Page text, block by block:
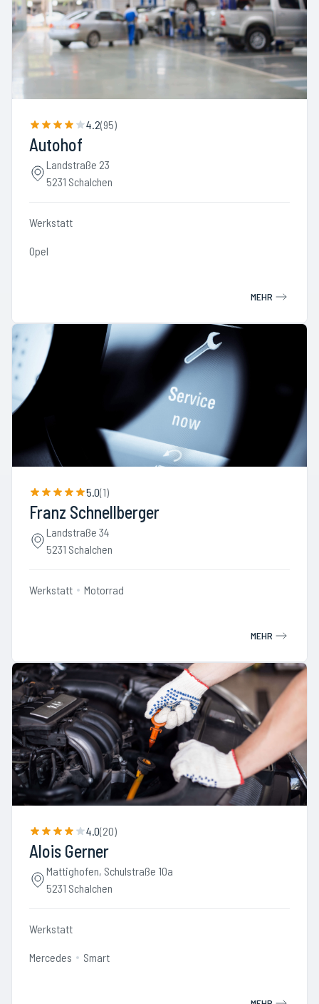
4.2(95)
Autohof
Landstraße 23
5231 Schalchen
Werkstatt
Opel
MEHR
5.0(1)
Franz Schnellberger
Landstraße 34
5231 Schalchen
Werkstatt Motorrad
MEHR
4.0(20)
Alois Gerner
Mattighofen, Schulstraße 10a
5231 Schalchen
Werkstatt
Mercedes Smart